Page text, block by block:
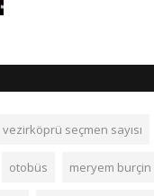
vezirköprü seçmen sayısı
otobüs meryem burçin